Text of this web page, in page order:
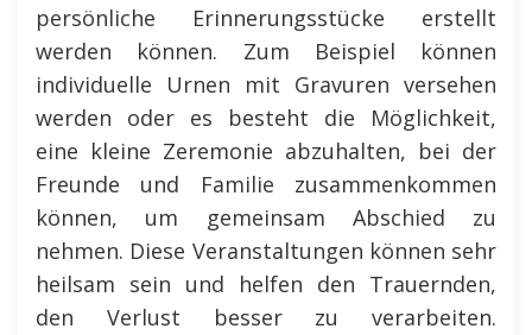
persönliche Erinnerungsstücke erstellt
werden können. Zum Beispiel können
individuelle Urnen mit Gravuren versehen
werden oder es besteht die Möglichkeit,
eine kleine Zeremonie abzuhalten, bei der
Freunde und Familie zusammenkommen
können, um gemeinsam Abschied zu
nehmen. Diese Veranstaltungen können sehr
heilsam sein und helfen den Trauernden,
den Verlust besser zu verarbeiten.